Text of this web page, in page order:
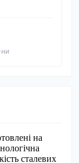
на
сталевих